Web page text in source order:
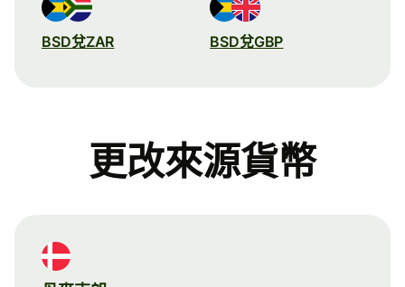
BSD兌ZAR BSD兌GBP
更改來源貨幣